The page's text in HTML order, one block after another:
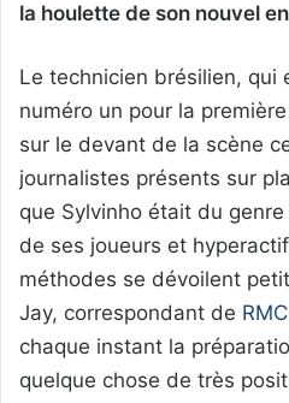
la houlette de son nouvel
Le technicien brésilien, qui
numéro un pour la
sur le devant de la scène
journalistes présents sur
que Sylvinho était du
de ses joueurs et
méthodes se dévoilent
Jay, correspondant de RMC
chaque instant la
quelque chose de très